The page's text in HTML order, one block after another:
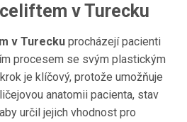
v Turecku
v Tureckuprocházejí pacienti
procesem se svým plastickým
je klíčový, protože umožňuje
anatomii pacienta, stav
určil jejich vhodnost pro